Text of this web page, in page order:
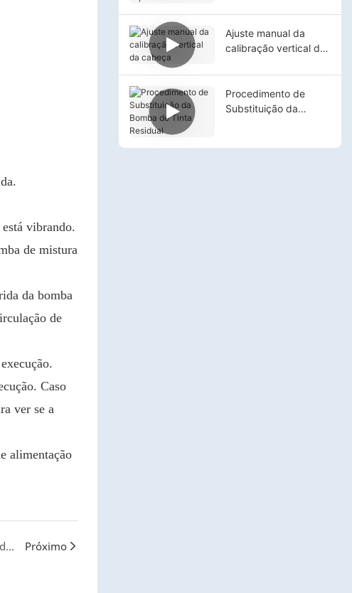
vibrando.
de mistura
da bomba
de
Caso
ver se a
alimentação
Como melhorar o problema de passos ajustando o alimentador de papel? Próximo
Ajuste manual da
calibração vertical da
Procedimento de
Substituição da